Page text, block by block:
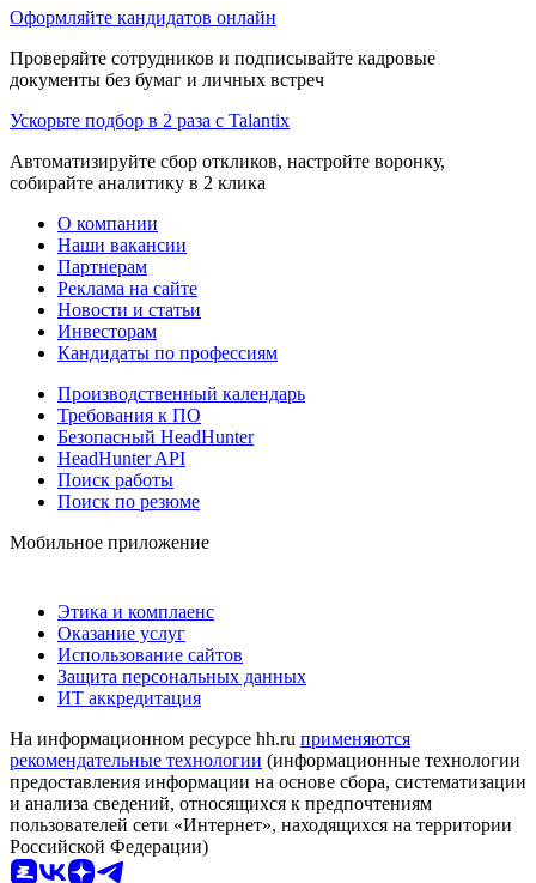
Оформляйте кандидатов онлайн
Проверяйте сотрудников и подписывайте кадровые
документы без бумаг и личных встреч
Ускорьте подбор в 2 раза с Talantix
Автоматизируйте сбор откликов, настройте воронку,
собирайте аналитику в 2 клика
О компании
Наши вакансии
Партнерам
Реклама на сайте
Новости и статьи
Инвесторам
Кандидаты по профессиям
Производственный календарь
Требования к ПО
Безопасный HeadHunter
HeadHunter API
Поиск работы
Поиск по резюме
Мобильное приложение
Этика и комплаенс
Оказание услуг
Использование сайтов
Защита персональных данных
ИТ аккредитация
На информационном ресурсе hh.ru применяются
рекомендательные технологии (информационные технологии
предоставления информации на основе сбора, систематизации
и анализа сведений, относящихся к предпочтениям
пользователей сети «Интернет», находящихся на территории
Российской Федерации)